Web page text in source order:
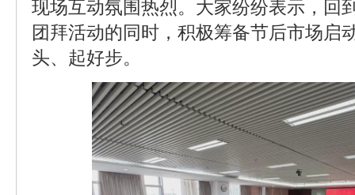
现场互动氛围热烈。大家纷纷表示，回
团拜活动的同时，积极筹备节后市场启
头、起好步。